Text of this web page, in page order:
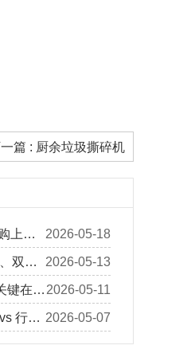
篇 : 厨余垃圾撕碎机
2026-05-18
上，
2026-05-13
双驱
2026-05-11
键在玻
2026-05-07
行业